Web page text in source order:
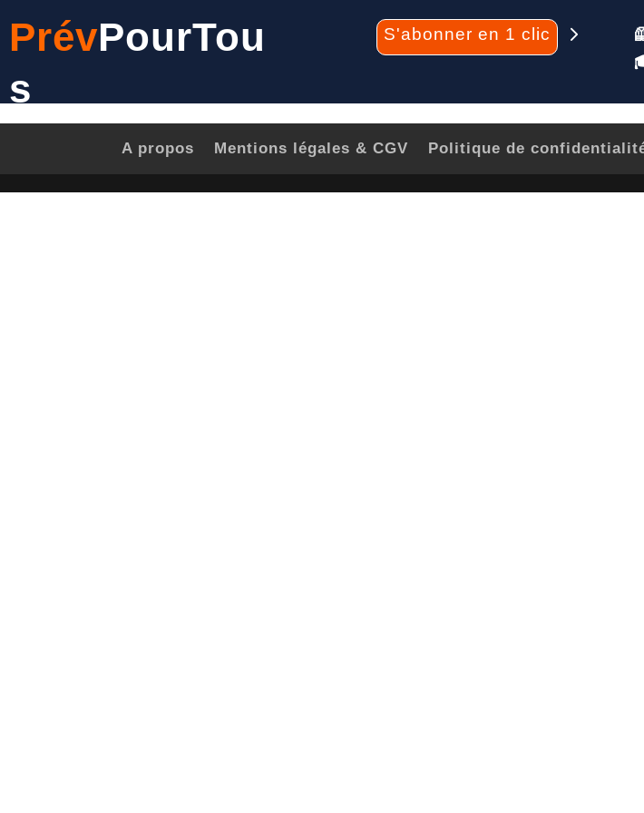
PrévPourTou
s
S'abonner en 1 clic
A propos Mentions légales & CGV Politique de